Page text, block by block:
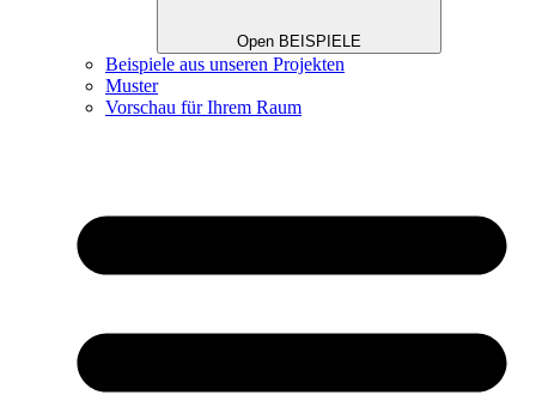
Open BEISPIELE
Beispiele aus unseren Projekten
Muster
Vorschau für Ihrem Raum